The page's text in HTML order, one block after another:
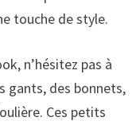
touche de style.
n’hésitez pas à
gants, des bonnets,
Ces petits